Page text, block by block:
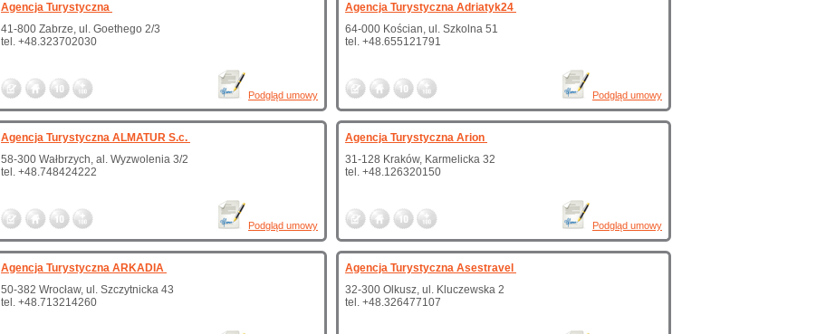
Agencja Turystyczna
41-800 Zabrze, ul. Goethego 2/3
tel. +48.323702030
Podgląd umowy
Agencja Turystyczna Adriatyk24
64-000 Kościan, ul. Szkolna 51
tel. +48.655121791
Podgląd umowy
Agencja Turystyczna ALMATUR S.c.
58-300 Wałbrzych, al. Wyzwolenia 3/2
tel. +48.748424222
Podgląd umowy
Agencja Turystyczna Arion
31-128 Kraków, Karmelicka 32
tel. +48.126320150
Podgląd umowy
Agencja Turystyczna ARKADIA
50-382 Wrocław, ul. Szczytnicka 43
tel. +48.713214260
Agencja Turystyczna Asestravel
32-300 Olkusz, ul. Kluczewska 2
tel. +48.326477107